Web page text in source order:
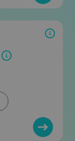
i
i